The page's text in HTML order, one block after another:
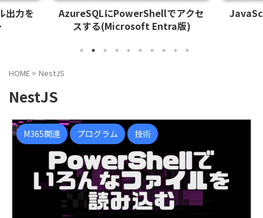
出力を
AzureSQLにPowerShellでアクセ
スする(Microsoft Entra版)
HOME > NestJS
NestJS
M365関連 プログラム 技術